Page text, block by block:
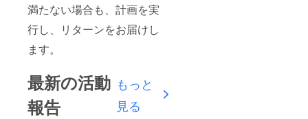
満たない場合も、計画を実
行し、リターンをお届けし
ます。
最新の活動
報告
もっと
見る